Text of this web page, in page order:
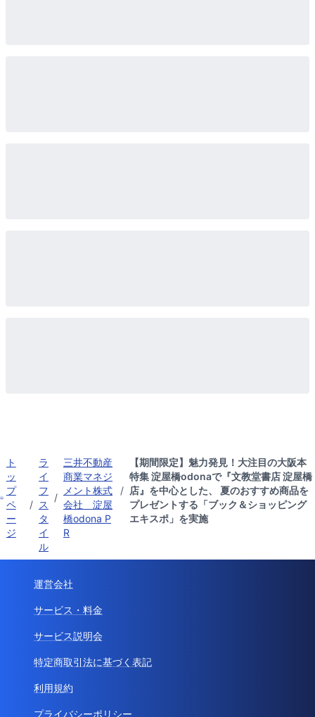
ト
ッ
プ
ペ
ー
ジ
/
ラ
イ
フ
ス
タ
イ
ル
/
三井不動産
商業マネジ
メント株式
会社 淀屋
橋odona P
R
/
【期間限定】魅力発見！大注目の大阪本
特集 淀屋橋odonaで『文教堂書店 淀屋橋
店』を中心とした、 夏のおすすめ商品を
プレゼントする「ブック＆ショッピング
エキスポ」を実施
運営会社
サービス・料金
サービス説明会
特定商取引法に基づく表記
利用規約
プライバシーポリシー